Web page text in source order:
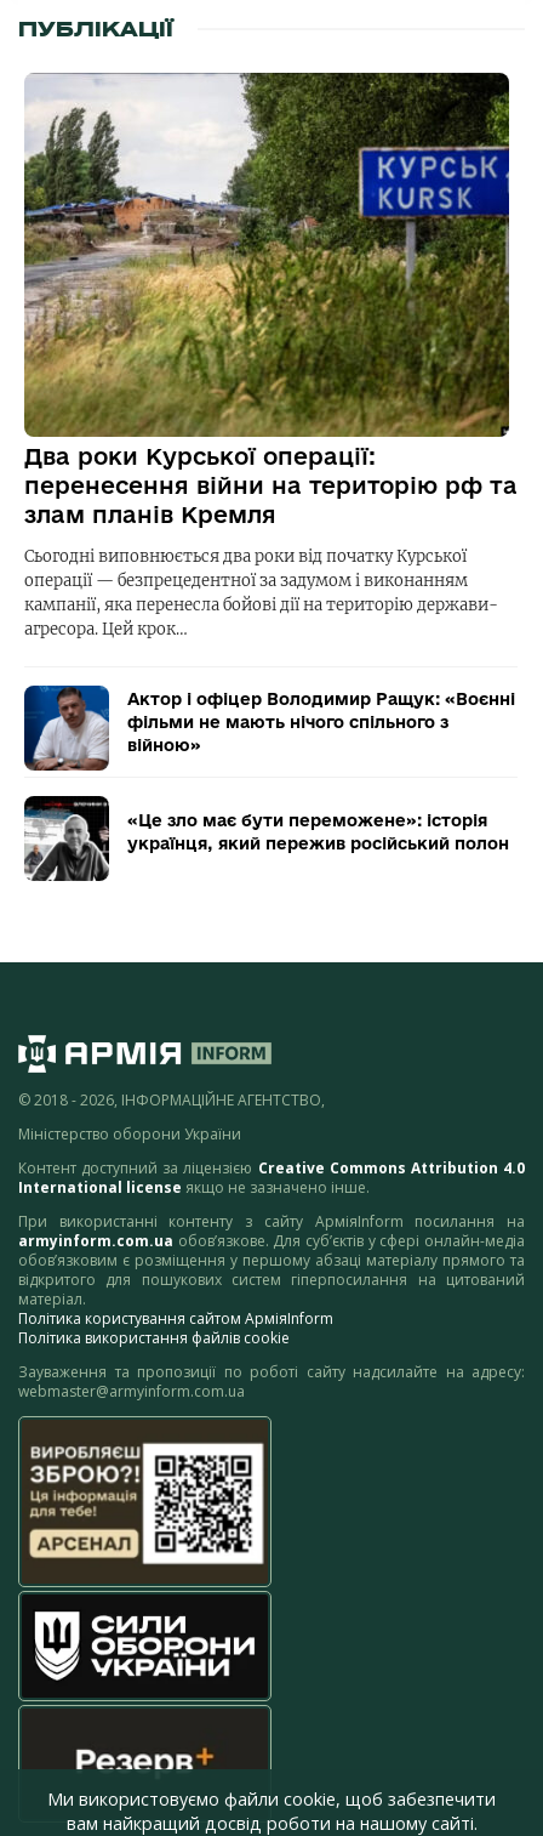
ПУБЛІКАЦІЇ
Два роки Курської операції:
перенесення війни на територію рф та
злам планів Кремля
Сьогодні виповнюється два роки від початку Курської
операції — безпрецедентної за задумом і виконанням
кампанії, яка перенесла бойові дії на територію держави-
агресора. Цей крок…
Актор і офіцер Володимир Ращук: «Воєнні
фільми не мають нічого спільного з
війною»
«Це зло має бути переможене»: історія
українця, який пережив російський полон
© 2018 - 2026, ІНФОРМАЦІЙНЕ АГЕНТСТВО,
Міністерство оборони України
Контент доступний за ліцензією Creative Commons Attribution 4.0
International license якщо не зазначено інше.
При використанні контенту з сайту АрміяInform посилання на
armyinform.com.ua обов’язкове. Для суб’єктів у сфері онлайн-медіа
обов’язковим є розміщення у першому абзаці матеріалу прямого та
відкритого для пошукових систем гіперпосилання на цитований
матеріал.
Політика користування сайтом АрміяInform
Політика використання файлів cookie
Зауваження та пропозиції по роботі сайту надсилайте на адресу:
webmaster@armyinform.com.ua
Ми використовуємо файли cookie, щоб забезпечити
вам найкращий досвід роботи на нашому сайті.